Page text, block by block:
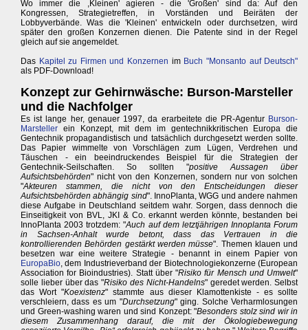
Wo immer die ,Kleinen' agieren - die 'Großen' sind da: Auf den
Kongressen, Strategietreffen, in Vorständen und Beiräten der
Lobbyverbände. Was die 'Kleinen' entwickeln oder durchsetzen, wird
später den großen Konzernen dienen. Die Patente sind in der Regel
gleich auf sie angemeldet.
Das Kapitel zu Firmen und Konzernen im Buch "Monsanto auf Deutsch"
als PDF-Download!
Konzept zur Gehirnwäsche: Burson-Marsteller
und die Nachfolger
Es ist lange her, genauer 1997, da erarbeitete die PR-Agentur Burson-
Marsteller ein Konzept, mit dem im gentechnikkritischen Europa die
Gentechnik propagandistisch und tatsächlich durchgesetzt werden sollte.
Das Papier wimmelte von Vorschlägen zum Lügen, Verdrehen und
Täuschen - ein beeindruckendes Beispiel für die Strategien der
Gentechnik-Seilschaften. So sollten "positive Aussagen über
Aufsichtsbehörden" nicht von den Konzernen, sondern nur von solchen
"Akteuren stammen, die nicht von den Entscheidungen dieser
Aufsichtsbehörden abhängig sind". InnoPlanta, WGG und andere nahmen
diese Aufgabe in Deutschland seitdem wahr. Sorgen, dass dennoch die
Einseitigkeit von BVL, JKI & Co. erkannt werden könnte, bestanden bei
InnoPlanta 2003 trotzdem: "Auch auf dem letztjährigen Innoplanta Forum
in Sachsen-Anhalt wurde betont, dass das Vertrauen in die
kontrollierenden Behörden gestärkt werden müsse". Themen klauen und
besetzen war eine weitere Strategie - benannt in einem Papier von
EuropaBio , dem Industrieverband der Biotechnologiekonzerne (European
Association for Bioindustries). Statt über "Risiko für Mensch und Umwelt"
solle lieber über das "Risiko des Nicht-Handelns" geredet werden. Selbst
das Wort "Koexistenz" stammte aus dieser Klamottenkiste - es sollte
verschleiern, dass es um "Durchsetzung" ging. Solche Verharmlosungen
und Green-washing waren und sind Konzept: "Besonders stolz sind wir in
diesem Zusammenhang darauf, die mit der Ökologiebewegung